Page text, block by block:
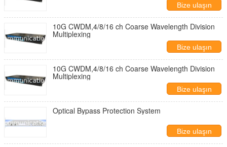
Bize ulaşın
10G CWDM,4/8/16 ch Coarse Wavelength Division
Multiplexing
Bize ulaşın
10G CWDM,4/8/16 ch Coarse Wavelength Division
Multiplexing
Bize ulaşın
Optical Bypass Protection System
Bize ulaşın